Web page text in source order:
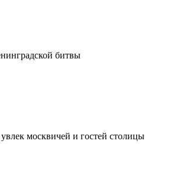
битвы
москвичей и гостей столицы